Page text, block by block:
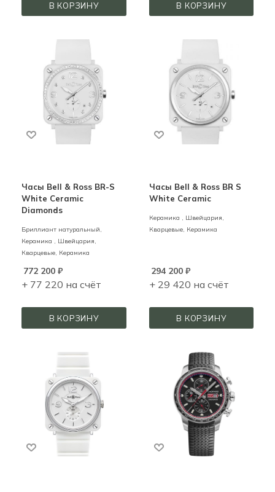
В КОРЗИНУ В КОРЗИНУ
Часы Bell & Ross BR-S
White Ceramic
Diamonds
Бриллиант натуральный,
Керамика , Швейцария,
Кварцевые, Керамика
772 200 ₽
+ 77 220 на счёт
В КОРЗИНУ
Часы Bell & Ross BR S
White Ceramic
Керамика ,
Швейцария,
Кварцевые, Керамика
294 200₽
+ 29 420 на счёт
В КОРЗИНУ